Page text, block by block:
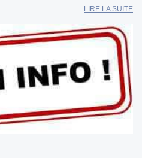
LIRE LA SUITE